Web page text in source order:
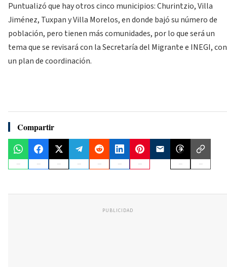
Puntualizó que hay otros cinco municipios: Churintzio, Villa
Jiménez, Tuxpan y Villa Morelos, en donde bajó su número de
población, pero tienen más comunidades, por lo que será un
tema que se revisará con la Secretaría del Migrante e INEGI, con
un plan de coordinación.
Compartir
PUBLICIDAD